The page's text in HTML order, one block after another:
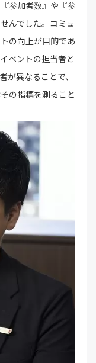
参加者数』や『参
んでした。コミュ
の向上が目的であ
ベントの担当者と
が異なることで、
の指標を測ること